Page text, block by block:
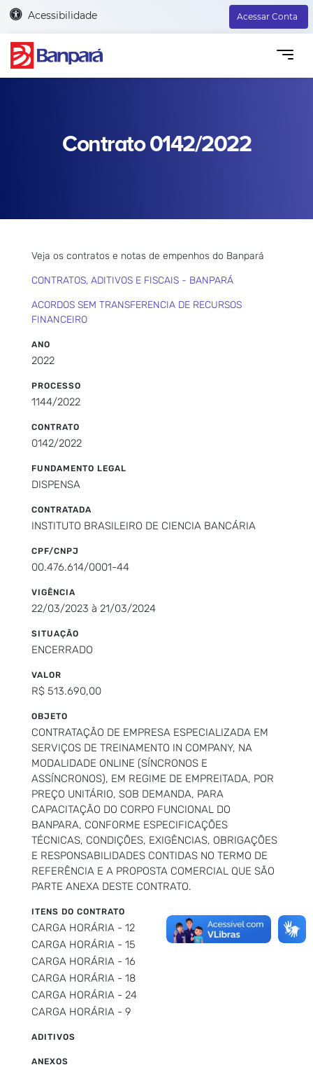
Acessibilidade Acessar Conta
Contrato 0142/2022
Veja os contratos e notas de empenhos do Banpará
CONTRATOS, ADITIVOS E FISCAIS - BANPARÁ
ACORDOS SEM TRANSFERENCIA DE RECURSOS
FINANCEIRO
ANO
2022
PROCESSO
1144/2022
CONTRATO
0142/2022
FUNDAMENTO LEGAL
DISPENSA
CONTRATADA
INSTITUTO BRASILEIRO DE CIENCIA BANCÁRIA
CPF/CNPJ
00.476.614/0001-44
VIGÊNCIA
22/03/2023 à 21/03/2024
SITUAÇÃO
ENCERRADO
VALOR
R$ 513.690,00
OBJETO
CONTRATAÇÃO DE EMPRESA ESPECIALIZADA EM
SERVIÇOS DE TREINAMENTO IN COMPANY, NA
MODALIDADE ONLINE (SÍNCRONOS E
ASSÍNCRONOS), EM REGIME DE EMPREITADA, POR
PREÇO UNITÁRIO, SOB DEMANDA, PARA
CAPACITAÇÃO DO CORPO FUNCIONAL DO
BANPARA, CONFORME ESPECIFICAÇÕES
TÉCNICAS, CONDIÇÕES, EXIGÊNCIAS, OBRIGAÇÕES
E RESPONSABILIDADES CONTIDAS NO TERMO DE
REFERÊNCIA E A PROPOSTA COMERCIAL QUE SÃO
PARTE ANEXA DESTE CONTRATO.
ITENS DO CONTRATO
CARGA HORÁRIA - 12
CARGA HORÁRIA - 15
CARGA HORÁRIA - 16
CARGA HORÁRIA - 18
CARGA HORÁRIA - 24
CARGA HORÁRIA - 9
ADITIVOS
ANEXOS